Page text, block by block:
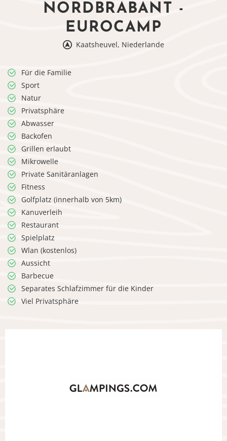
NORDBRABANT -
EUROCAMP
Kaatsheuvel, Niederlande
Für die Familie
Sport
Natur
Privatsphäre
Abwasser
Backofen
Grillen erlaubt
Mikrowelle
Private Sanitäranlagen
Fitness
Golfplatz (innerhalb von 5km)
Kanuverleih
Restaurant
Spielplatz
Wlan (kostenlos)
Aussicht
Barbecue
Separates Schlafzimmer für die Kinder
Viel Privatsphäre